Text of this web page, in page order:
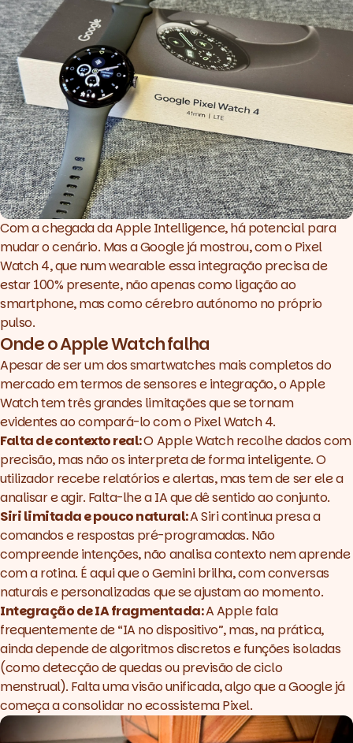
Com a chegada da Apple Intelligence, há potencial para
mudar o cenário. Mas a Google já mostrou, com o Pixel
Watch 4, que numwearableessa integração precisa de
estar 100% presente, não apenas como ligação ao
smartphone, mas como cérebro autónomo no próprio
pulso.
Onde o Apple Watch falha
Apesar de ser um dos smartwatches mais completos do
mercado em termos de sensores e integração, o Apple
Watch tem três grandes limitações que se tornam
evidentes ao compará-lo com o Pixel Watch 4.
Falta de contexto real:O Apple Watch recolhe dados com
precisão, mas não os interpreta de forma inteligente. O
utilizador recebe relatórios e alertas, mas tem de ser ele a
analisar e agir. Falta-lhe a IA que dê sentido ao conjunto.
Siri limitada e pouco natural:A Siri continua presa a
comandos e respostas pré-programadas. Não
compreende intenções, não analisa contexto nem aprende
com a rotina. É aqui que o Gemini brilha, com conversas
naturais e personalizadas que se ajustam ao momento.
Integração de IA fragmentada:A Apple fala
frequentemente de “IA no dispositivo”, mas, na prática,
ainda depende de algoritmos discretos e funções isoladas
(como detecção de quedas ou previsão de ciclo
menstrual). Falta uma visão unificada, algo que a Google já
começa a consolidar no ecossistema Pixel.